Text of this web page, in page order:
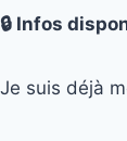
🔒 Infos
Je suis déjà